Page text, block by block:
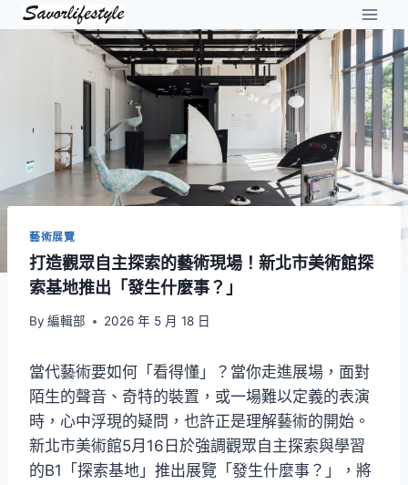
Skip
藝術展覽
打造觀眾自主探索的藝術現場！新北市美術館探
索基地推出「發生什麼事？」
By 編輯部 2026 年 5 月 18 日
當代藝術要如何「看得懂」？當你走進展場，面對
陌生的聲音、奇特的裝置，或一場難以定義的表演
時，心中浮現的疑問，也許正是理解藝術的開始。
新北市美術館5月16日於強調觀眾自主探索與學習
的B1「探索基地」推出展覽「發生什麼事？」，將